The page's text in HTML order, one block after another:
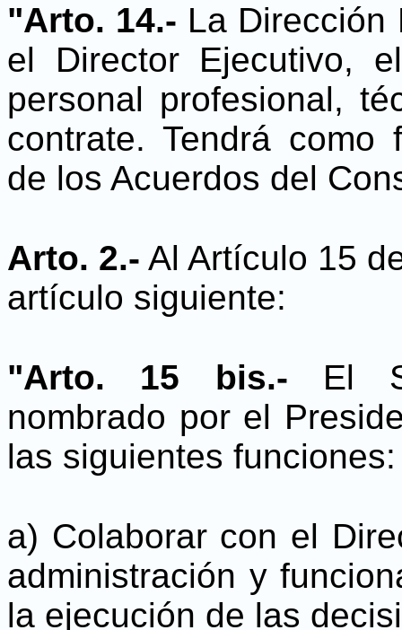
"Arto. 14.- La Dirección
el Director Ejecutivo,
personal profesional,
contrate. Tendrá como
de los Acuerdos del
Arto. 2.- Al Artículo 15
artículo siguiente:
"Arto. 15 bis.- El
nombrado por el
las siguientes funciones:
a) Colaborar con el
administración y
la ejecución de las